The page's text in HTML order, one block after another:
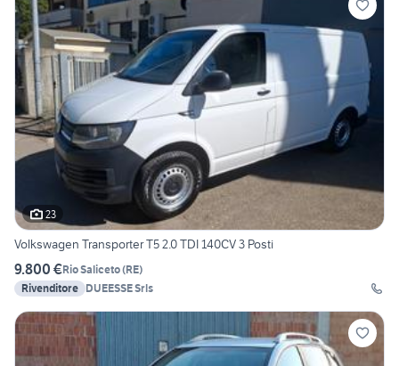
23
Volkswagen Transporter T5 2.0 TDI 140CV 3 Posti
9.800 €Rio Saliceto(RE)
Rivenditore DUEESSE Srls